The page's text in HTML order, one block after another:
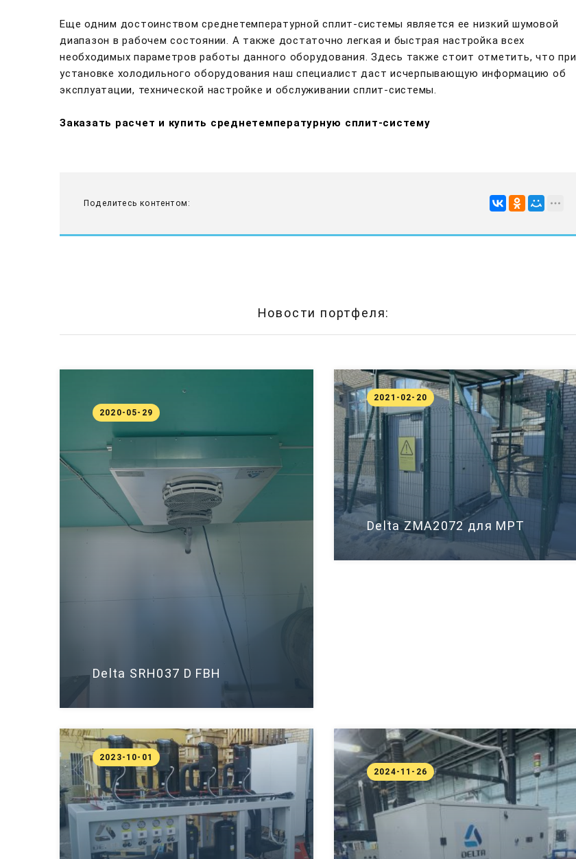
Еще одним достоинством среднетемпературной сплит-системы является ее низкий шумовой
диапазон в рабочем состоянии. А также достаточно легкая и быстрая настройка всех
необходимых параметров работы данного оборудования. Здесь также стоит отметить, что при
установке холодильного оборудования наш специалист даст исчерпывающую информацию об
эксплуатации, технической настройке и обслуживании сплит-системы.
Заказать расчет и купить среднетемпературную сплит-систему
Поделитесь контентом:
Новости портфеля:
Delta SRH037 D FBH
2020-05-29
Delta ZMA2072 для МРТ
2021-02-20
2023-10-01
2024-11-26